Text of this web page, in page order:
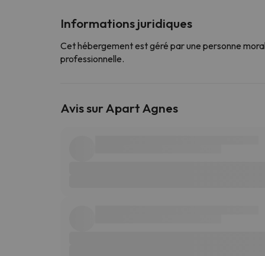
Informations juridiques
Cet hébergement est géré par une personne
professionnelle.
Avis sur Apart Agnes